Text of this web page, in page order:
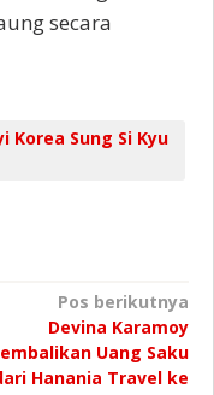
secara
Korea Sung Si Kyu
Pos berikutnya
Devina Karamoy
Uang Saku
Hanania Travel ke